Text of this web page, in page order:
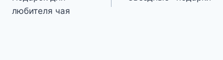
по
любителя чая